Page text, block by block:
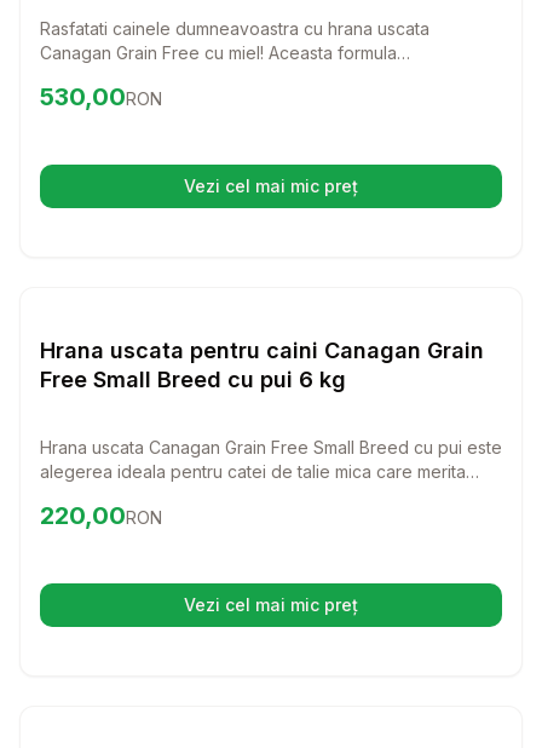
Rasfatati cainele dumneavoastra cu hrana uscata
Canagan Grain Free cu miel! Aceasta formula
pentru a satisface nevoile nutritionale ale cainilor de toate
Preț: 530.00 RON
530,00RON
Vezi cel mai mic preț(se deschide într-o filă nouă)
Hrana Uscata Caini
Hrana uscata pentru caini Canagan Grain
Free Small Breed cu pui 6 kg
Hrana uscata Canagan Grain Free Small Breed cu pui este
alegerea ideala pentru catei de talie mica care merita
calitate superioara, aceasta hrana asigura o nutritie
Preț: 220.00 RON
220,00RON
Vezi cel mai mic preț(se deschide într-o filă nouă)